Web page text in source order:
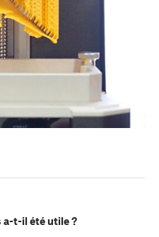
a-t-il été utile ?